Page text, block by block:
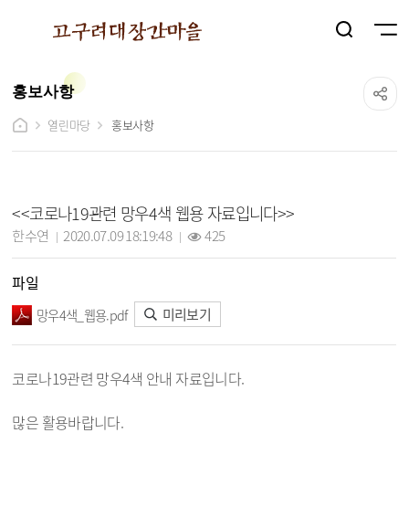
홍보사항
열린마당
홍보사항
<<코로나19관련 망우4색 웹용 자료입니다>>
한수연 2020.07.09 18:19:48 425
파일
망우4색_웹용.pdf 미리보기
코로나19관련 망우4색 안내 자료입니다.
많은 활용바랍니다.